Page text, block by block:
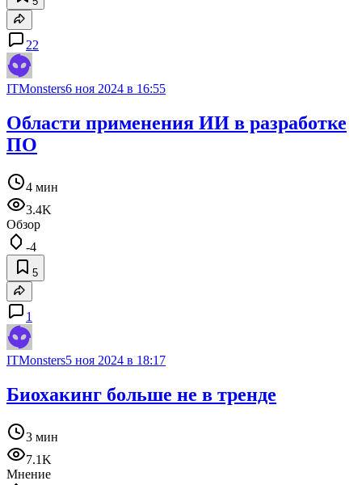
22
ITMonsters6 ноя 2024 в 16:55
Области применения ИИ в разработке
ПО
4 мин
3.4K
Обзор
-4
5
1
ITMonsters5 ноя 2024 в 18:17
Биохакинг больше не в тренде
3 мин
7.1K
Мнение